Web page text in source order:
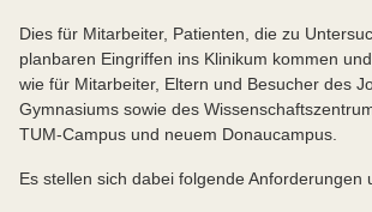
Dies für Mitarbeiter, Patienten, die zu
planbaren Eingriffen ins Klinikum kommen
wie für Mitarbeiter, Eltern und Besucher des
Gymnasiums sowie des
TUM-Campus und neuem Donaucampus.
Es stellen sich dabei folgende Anforderungen